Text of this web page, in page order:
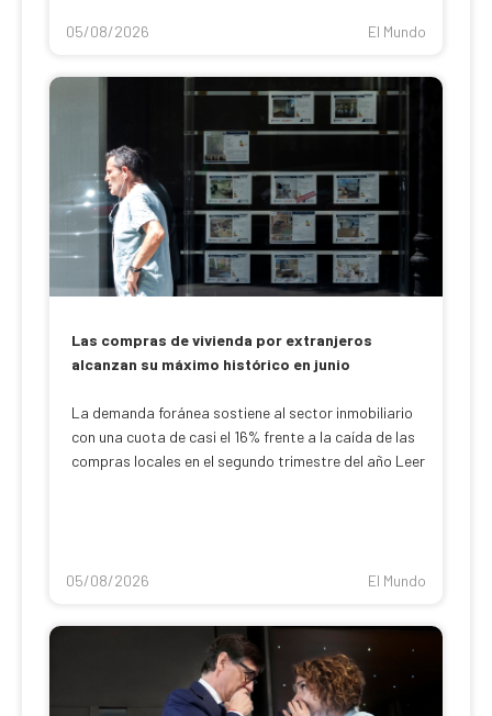
05/08/2026 El Mundo
Las compras de vivienda por extranjeros
alcanzan su máximo histórico en junio
La demanda foránea sostiene al sector inmobiliario
con una cuota de casi el 16% frente a la caída de las
compras locales en el segundo trimestre del año Leer
05/08/2026 El Mundo